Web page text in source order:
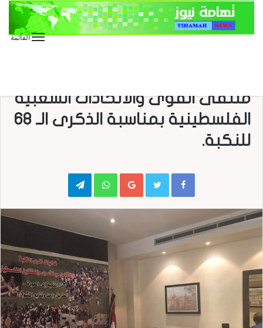
القائمة
ملتقى القوى والاتحادات الشعبية
الفلسطينية بمناسبة الذكرى الـ ٦٨
للنكبة.
Google+
WhatsApp
Telegram